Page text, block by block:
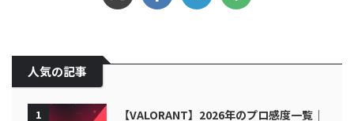
人気の記事
1
【VALORANT】2026年のプロ感度一覧｜